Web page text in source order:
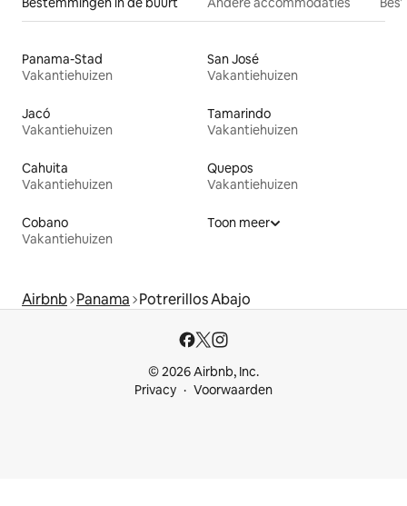
Panama-Stad
Vakantiehuizen
San José
Vakantiehuizen
Jacó
Vakantiehuizen
Tamarindo
Vakantiehuizen
Cahuita
Vakantiehuizen
Quepos
Vakantiehuizen
Cobano
Vakantiehuizen
Toon meer
Airbnb Panama Potrerillos Abajo
© 2026 Airbnb, Inc.
Privacy
Voorwaarden